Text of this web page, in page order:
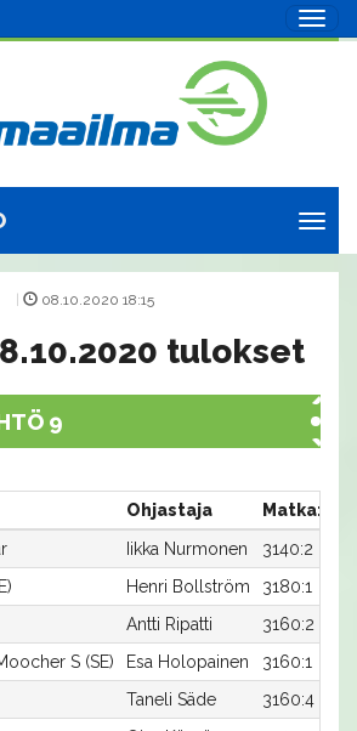
08.10.2020 18:15
tulokset
9
Ohjastaja
Iikka Nurmonen
3140:2
Henri Bollström
3180:1
Antti Ripatti
3160:2
S (SE) Esa Holopainen
3160:1
Taneli Säde
3160:4